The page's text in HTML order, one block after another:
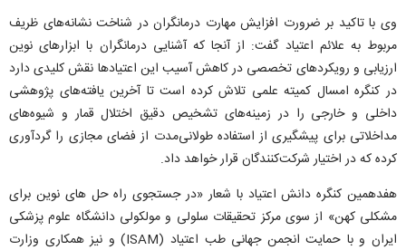
وی با تاکید بر ضرورت افزایش مهارت درمانگران در شناخت نشانه‌های ظریف
مربوط به علائم اعتیاد گفت: از آنجا که آشنایی درمانگران با ابزارهای نوین
ارزیابی و رویکردهای تخصصی در کاهش آسیب این اعتیادها نقش کلیدی دارد
در کنگره امسال کمیته علمی تلاش کرده است تا آخرین یافته‌های پژوهشی
داخلی و خارجی را در زمینه‌های تشخیص دقیق اختلال قمار و شیوه‌های
مداخلاتی برای پیشگیری از استفاده طولانی‌مدت از فضای مجازی را گردآوری
کرده که در اختیار شرکت‌کنندگان قرار خواهد داد.
هفدهمین کنگره دانش اعتیاد با شعار «در جستجوی راه حل های نوین برای
مشکلی کهن» از سوی مرکز تحقیقات سلولی و مولکولی دانشگاه علوم پزشکی
ایران و با حمایت انجمن جهانی طب اعتیاد (ISAM) و نیز همکاری وزارت